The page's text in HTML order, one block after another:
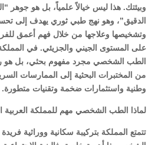
وبيئتك. هذا ليس خيالاً علمياً، بل هو
الدقيق”، وهو نهج طبي ثوري يهدف إلى
وتشخيصها وعلاجها من خلال فهم أعمق
على المستوى الجيني والجزيئي. في المملكة
الطب الشخصي مجرد مفهوم بحثي، بل هو
من المختبرات البحثية إلى الممارسات
وطنية واستثمارات ضخمة وتقنيات متطورة.
لماذا الطب الشخصي مهم للمملكة العربية
تتمتع المملكة بتركيبة سكانية ووراثية